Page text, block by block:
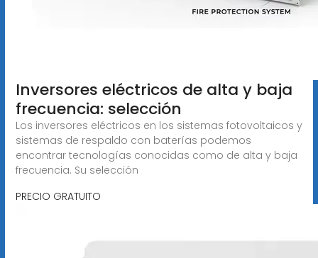
Inversores eléctricos de alta y baja
frecuencia: selección
Los inversores eléctricos en los sistemas fotovoltaicos y
sistemas de respaldo con baterías podemos
encontrar tecnologías conocidas como de alta y baja
frecuencia. Su selección
PRECIO GRATUITO